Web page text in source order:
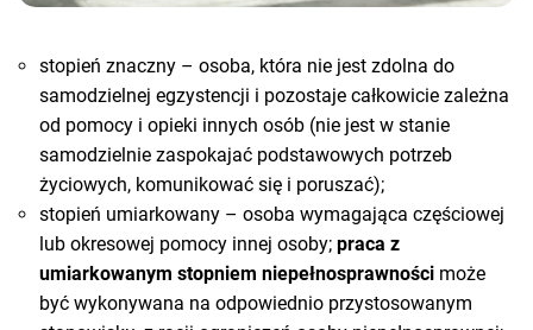
stopień znaczny – osoba, która nie jest zdolna do
samodzielnej egzystencji i pozostaje całkowicie zależna
od pomocy i opieki innych osób (nie jest w stanie
samodzielnie zaspokajać podstawowych potrzeb
życiowych, komunikować się i poruszać);
stopień umiarkowany – osoba wymagająca częściowej
lub okresowej pomocy innej osoby; praca z
umiarkowanym stopniem niepełnosprawności może
być wykonywana na odpowiednio przystosowanym